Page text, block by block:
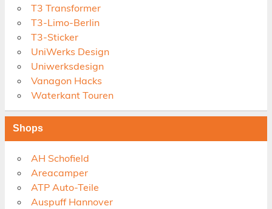
T3 Transformer
T3-Limo-Berlin
T3-Sticker
UniWerks Design
Uniwerksdesign
Vanagon Hacks
Waterkant Touren
Shops
AH Schofield
Areacamper
ATP Auto-Teile
Auspuff Hannover